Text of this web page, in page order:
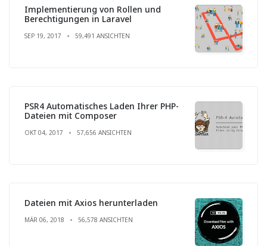
Implementierung von Rollen und
Berechtigungen in Laravel
SEP 19, 2017 59,491 ANSICHTEN
PSR4 Automatisches Laden Ihrer PHP-
Dateien mit Composer
OKT 04, 2017 57,656 ANSICHTEN
Dateien mit Axios herunterladen
MÄR 06, 2018 56,578 ANSICHTEN